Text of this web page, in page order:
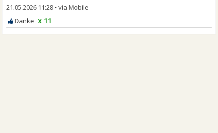
21.05.2026 11:28 •
x 11